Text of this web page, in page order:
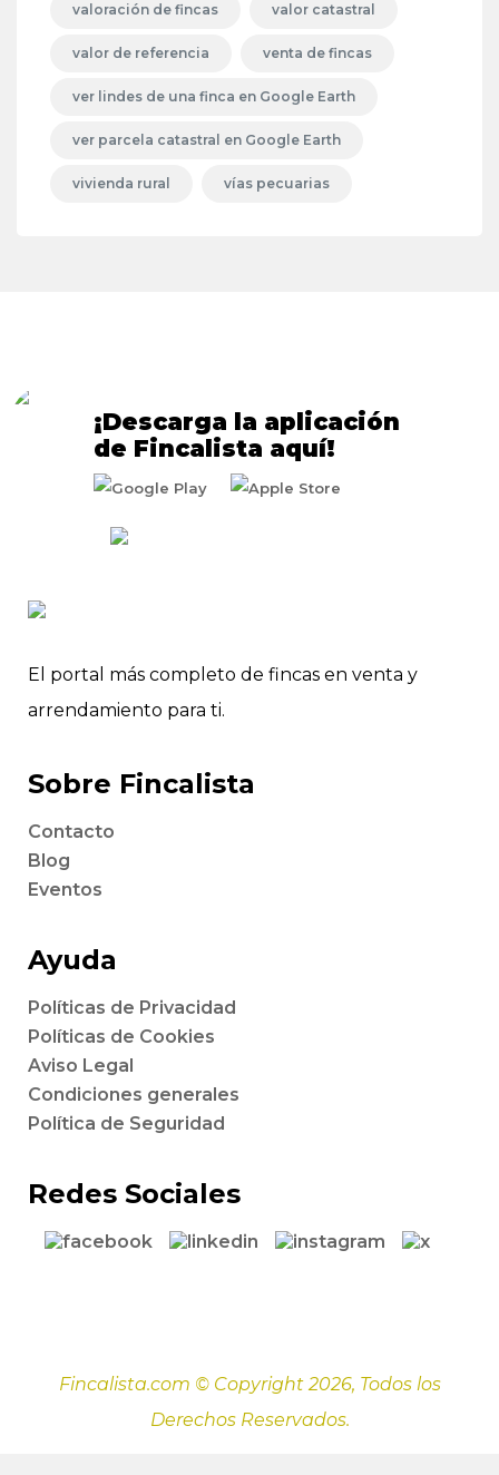
valoración de fincas valor catastral
valor de referencia venta de fincas
ver lindes de una finca en Google Earth
ver parcela catastral en Google Earth
vivienda rural vías pecuarias
El portal más completo de fincas en venta y
arrendamiento para ti.
Sobre Fincalista
Contacto
Blog
Eventos
Ayuda
Políticas de Privacidad
Políticas de Cookies
Aviso Legal
Condiciones generales
Política de Seguridad
Redes Sociales
¡Descarga la aplicación
de Fincalista aquí!
Fincalista.com © Copyright 2026, Todos los
Derechos Reservados.